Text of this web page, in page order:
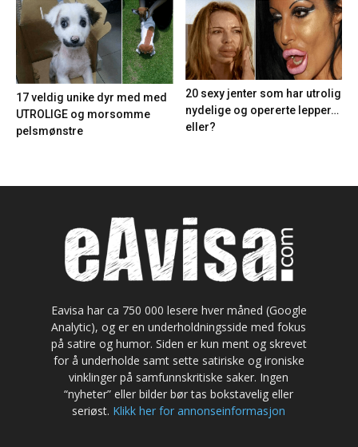
17 veldig unike dyr med med
UTROLIGE og morsomme
pelsmønstre
20 sexy jenter som har utrolig
nydelige og opererte lepper…
eller?
Eavisa har ca 750 000 lesere hver måned (Google
Analytic), og er en underholdningsside med fokus
på satire og humor. Siden er kun ment og skrevet
for å underholde samt sette satiriske og ironiske
vinklinger på samfunnskritiske saker. Ingen
“nyheter” eller bilder bør tas bokstavelig eller
seriøst. Klikk her for annonseinformasjon